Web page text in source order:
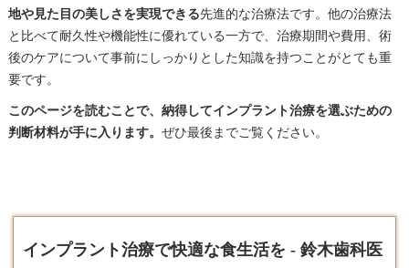
地や見た目の美しさを実現できる先進的な治療法です。他の治療法
と比べて耐久性や機能性に優れている一方で、治療期間や費用、術
後のケアについて事前にしっかりとした知識を持つことがとても重
要です。
このページを読むことで、納得してインプラント治療を選ぶための
判断材料が手に入ります。 ぜひ最後までご覧ください。
インプラント治療で快適な食生活を - 鈴木歯科医